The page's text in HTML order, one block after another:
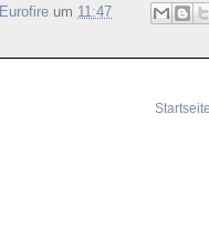
Eurofire um 11:47